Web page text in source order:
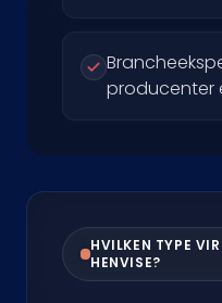
producenter
HVILKEN TYPE
HENVISE?